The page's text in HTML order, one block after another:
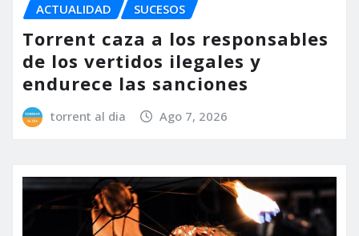
ACTUALIDAD SUCESOS
Torrent caza a los responsables
de los vertidos ilegales y
endurece las sanciones
torrent al dia Ago 7, 2026